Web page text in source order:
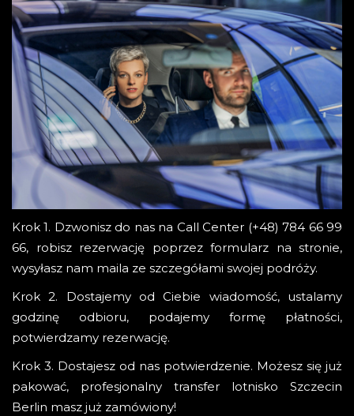
Krok 1. Dzwonisz do nas na Call Center (+48) 784 66 99
66, robisz rezerwację poprzez formularz na stronie,
wysyłasz nam maila ze szczegółami swojej podróży.
Krok 2. Dostajemy od Ciebie wiadomość, ustalamy
godzinę odbioru, podajemy formę płatności,
potwierdzamy rezerwację.
Krok 3. Dostajesz od nas potwierdzenie. Możesz się już
pakować, profesjonalny transfer lotnisko Szczecin
Berlin masz już zamówiony!